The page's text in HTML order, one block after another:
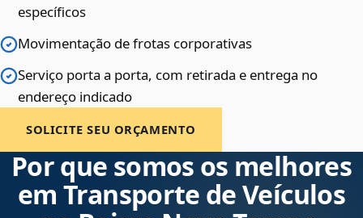
específicos
Movimentação de frotas corporativas
Serviço porta a porta, com retirada e entrega no
endereço indicado
SOLICITE SEU ORÇAMENTO
Por que somos os melhores
em Transporte de Veículos